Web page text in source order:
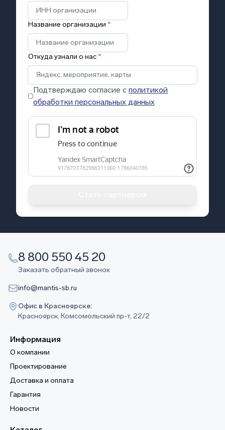
Название организации *
Откуда узнали о нас *
Подтверждаю согласие сполитикой
обработки персональных данных
8 800 550 45 20
Заказать обратный звонок
info@mantis-sb.ru
Офис в Красноярске:
Красноярск, Комсомольский пр-т, 22/2
Информация
О компании
Проектирование
Доставка и оплата
Гарантия
Новости